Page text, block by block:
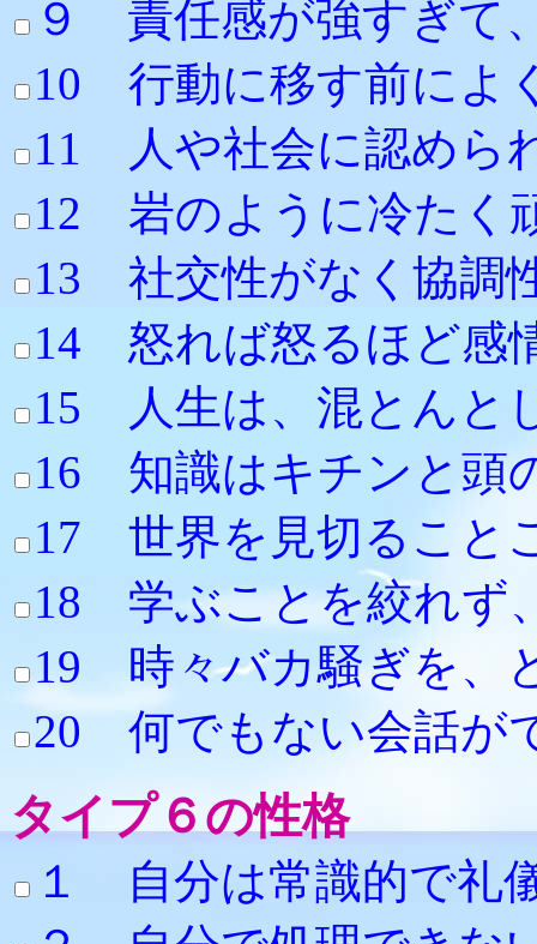
９ 責任感が強すぎて
10 行動に移す前に
11 人や社会に認
12 岩のように
13 社交性がなく協調
14 怒れば怒るほど
15 人生は、混とんと
16 知識はキチンと頭
17 世界を見切る
18 学ぶことを
19 時々バカ騒ぎ
20 何でもない会話が
タイプ６の性格
１ 自分は常識的で礼